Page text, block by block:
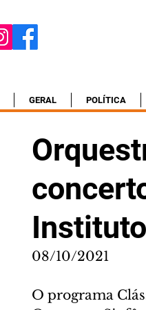
GERAL POLÍTICA
08/10/2021
O programa